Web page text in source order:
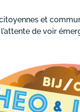
et
de voir